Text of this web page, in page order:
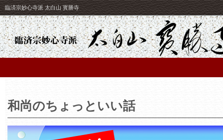
臨済宗妙心寺派 太白山 寳勝寺
和尚のちょっといい話